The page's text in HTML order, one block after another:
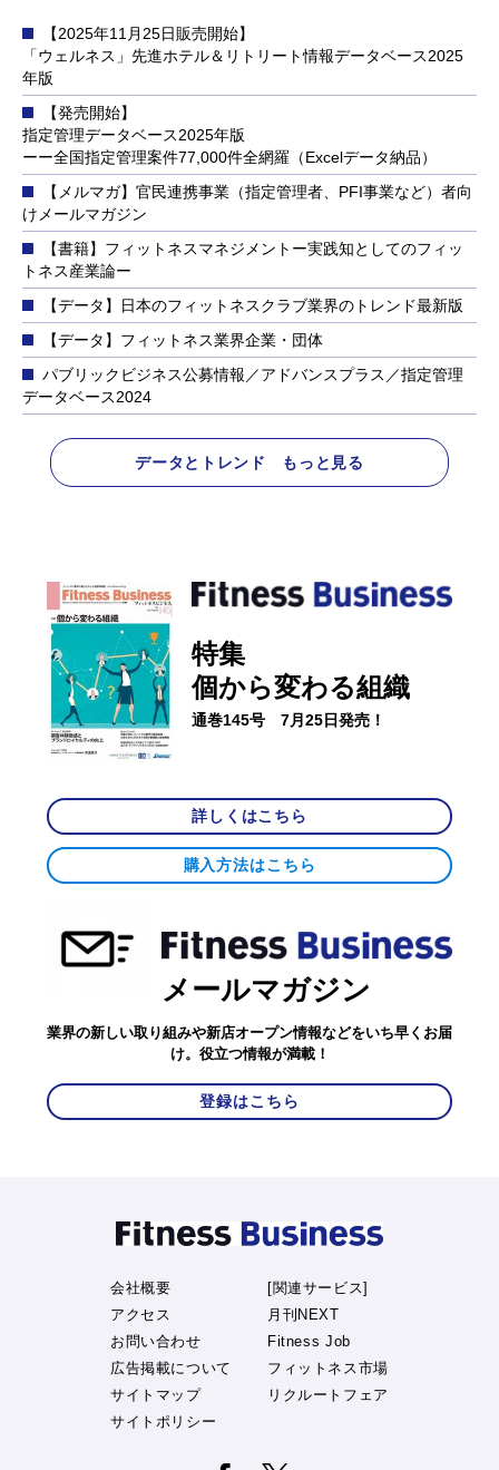
【2025年11月25日販売開始】
「ウェルネス」先進ホテル＆リトリート情報データベース2025
年版
【発売開始】
指定管理データベース2025年版
ーー全国指定管理案件77,000件全網羅（Excelデータ納品）
【メルマガ】官民連携事業（指定管理者、PFI事業など）者向
けメールマガジン
【書籍】フィットネスマネジメントー実践知としてのフィッ
トネス産業論ー
【データ】日本のフィットネスクラブ業界のトレンド最新版
【データ】フィットネス業界企業・団体
パブリックビジネス公募情報／アドバンスプラス／指定管理
データベース2024
データとトレンド もっと見る
特集
個から変わる組織
通巻145号 7月25日発売！
詳しくはこちら
購入方法はこちら
メールマガジン
業界の新しい取り組みや新店オープン情報などをいち早くお届
け。役立つ情報が満載！
登録はこちら
会社概要
アクセス
お問い合わせ
広告掲載について
サイトマップ
サイトポリシー
[関連サービス]
月刊NEXT
Fitness Job
フィットネス市場
リクルートフェア